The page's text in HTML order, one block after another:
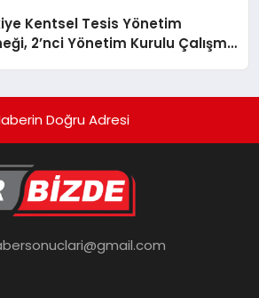
Kentsel Tesis Yönetim
2’nci Yönetim Kurulu Çalışma
Doğru Adresi